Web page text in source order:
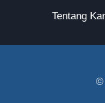
Tentang
©